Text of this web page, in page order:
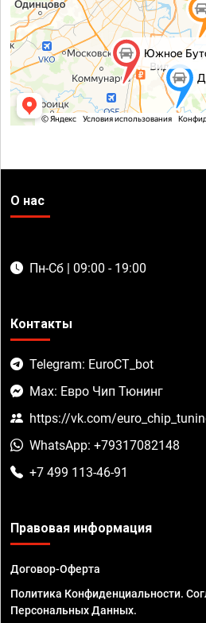
О нас
Пн-Сб | 09:00 - 19:00
Контакты
Telegram: EuroCT_bot
Max: Евро Чип Тюнинг
https://vk.com/
WhatsApp: +79317082148
+7 499 113-46-91
Правовая информация
Договор-Оферта
Политика Конфиденциальности.
Персональных Данных.